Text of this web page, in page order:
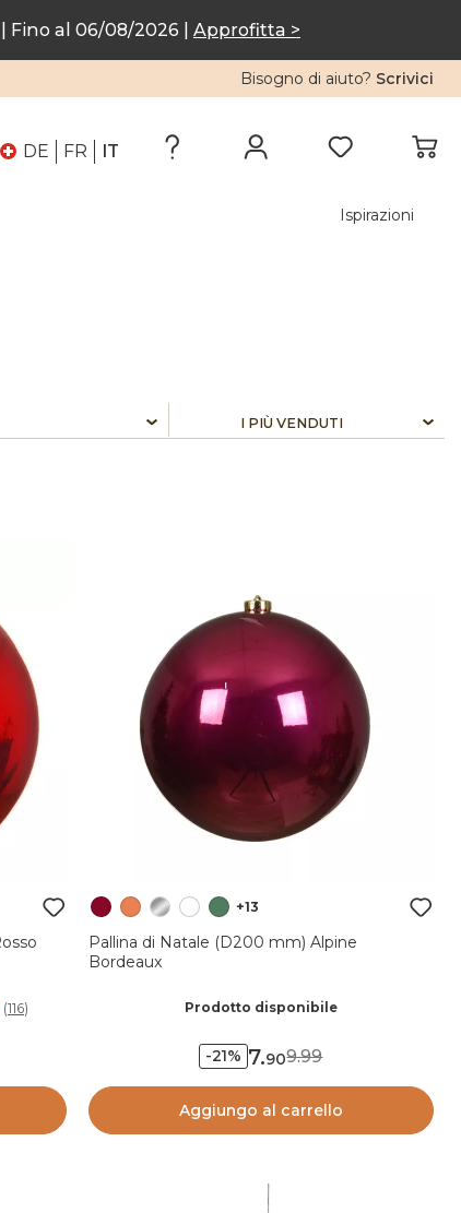
Fino al 06/08/2026 | Approfitta >
Bisogno di aiuto? Scrivici
DE FR IT
Ispirazioni
(116)
+13
Pallina di Natale (D200 mm) Alpine
Bordeaux
Prodotto disponibile
-21% 7.909.99
Aggiungo al carrello